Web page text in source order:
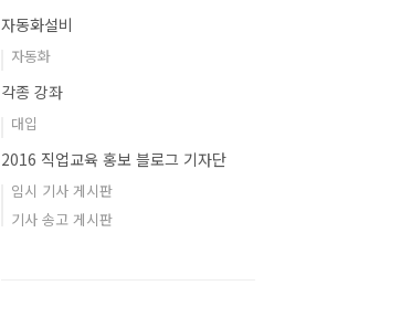
자동화설비
자동화
각종 강좌
대입
2016 직업교육 홍보 블로그 기자단
임시 기사 게시판
기사 송고 게시판